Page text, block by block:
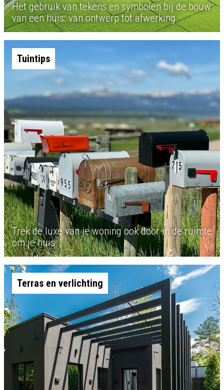
Het gebruik van tekens en symbolen bij de bouw
van een huis: van ontwerp tot afwerking
Tuintips
Trek de luxe van je woning ook door in de ruimte
om je huis
Terras en verlichting